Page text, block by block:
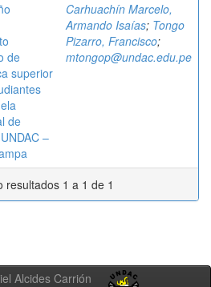
de
superior
de
–
Carhuachín Marcelo,
Armando Isaías; Tongo
Pizarro, Francisco;
mtongop@undac.edu.pe
resultados 1 a 1 de 1
Alcides Carrión